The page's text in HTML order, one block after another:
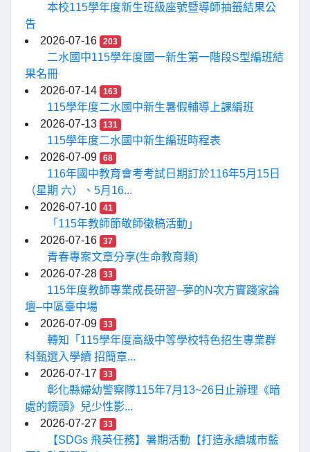
本校115學年度新生班級座號暨導師抽籤結果公
告
2026-07-16
203
二水國中115學年度國一新生第一階段S型編班結
果名冊
2026-07-14
163
115學年度二水國中新生暑假輔導上課編班
2026-07-13
131
115學年度二水國中新生編班時程表
2026-07-09
68
116年國中教育會考考試日期訂於116年5月15日
（星期 六）、5月16...
2026-07-10
41
「115年教師節敬師徵稿活動」
2026-07-16
37
青春專案文章分享(生命教育類)
2026-07-28
33
115年度教師專業成長研習–夢的N次方實踐家論
壇–中區臺中場
2026-07-09
33
轉知「115學年度高級中等學校特色招生專業群
科甄選入學續 招簡章...
2026-07-17
33
彰化縣婦幼警察隊115年7月13~26日止辦理《暗
處的鏡頭》兒少性影...
2026-07-27
33
【SDGs 飛英任務】暑期活動【打造永續城市藍